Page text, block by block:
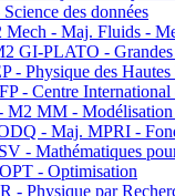
des données
- Maj. Fluids -
GI-PLATO - Grandes
- Physique des Hautes
- Centre International
MM - Modélisation
- Maj. MPRI -
- Mathématiques
- Optimisation
- Physique par